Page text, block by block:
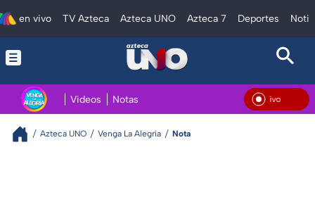
en vivo TV Azteca Azteca UNO Azteca 7 Deportes
Videos Notas En Vivo
Azteca UNO Venga La Alegría Nota